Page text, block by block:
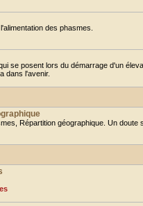
des phasmes.
se posent lors du démarrage d'un
dans l'avenir.
Répartition géographique. Un doute